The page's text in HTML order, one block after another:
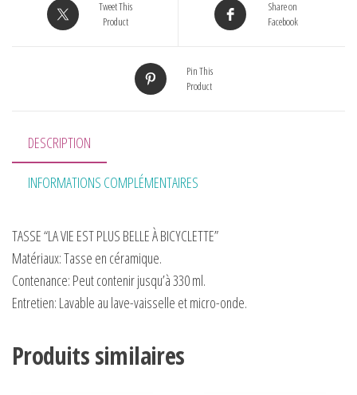
Tweet This
Product
Share on
Facebook
Pin This
Product
DESCRIPTION
INFORMATIONS COMPLÉMENTAIRES
TASSE “LA VIE EST PLUS BELLE À BICYCLETTE”
Matériaux:Tasse en céramique.
Contenance: Peut contenir jusqu’à 330 ml.
Entretien: Lavable au lave-vaisselle et micro-onde.
Produits similaires